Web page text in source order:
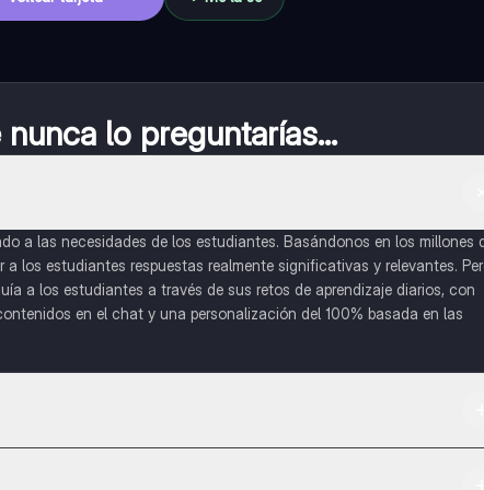
lo preguntarías...
a las necesidades de los estudiantes. Basándonos en los millones
los estudiantes respuestas realmente significativas y relevantes.
a los estudiantes a través de sus retos de aprendizaje diarios, con
en el chat y una personalización del 100% basada en las